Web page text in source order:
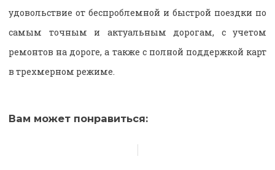
удовольствие от беспроблемной и быстрой поездки по
самым точным и актуальным дорогам, с учетом
ремонтов на дороге, а также с полной поддержкой карт
в трехмерном режиме.
Вам может понравиться: